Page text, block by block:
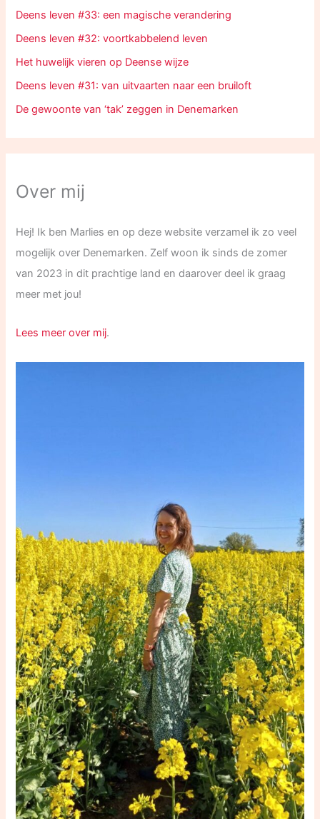
Deens leven #33: een magische verandering
Deens leven #32: voortkabbelend leven
Het huwelijk vieren op Deense wijze
Deens leven #31: van uitvaarten naar een bruiloft
De gewoonte van ‘tak’ zeggen in Denemarken
Over mij
Hej! Ik ben Marlies en op deze website verzamel ik zo veel
mogelijk over Denemarken. Zelf woon ik sinds de zomer
van 2023 in dit prachtige land en daarover deel ik graag
meer met jou!
Lees meer over mij.